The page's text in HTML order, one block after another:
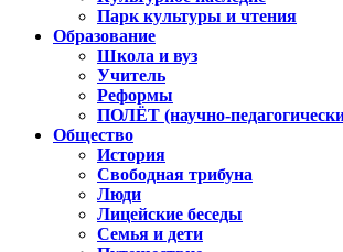
Парк культуры и чтения
Образование
Школа и вуз
Учитель
Реформы
ПОЛЁТ (научно-
Общество
История
Свободная трибуна
Люди
Лицейские беседы
Семья и дети